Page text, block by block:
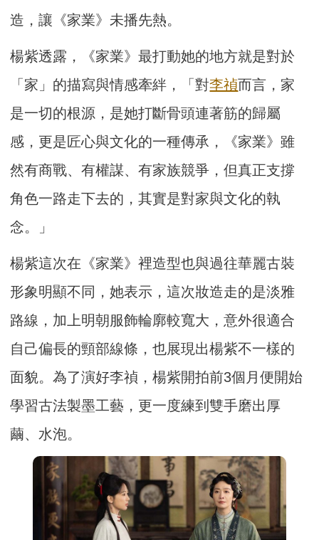
造，讓《家業》未播先熱。
楊紫透露，《家業》最打動她的地方就是對於
「家」的描寫與情感牽絆，「對李禎而言，家
是一切的根源，是她打斷骨頭連著筋的歸屬
感，更是匠心與文化的一種傳承，《家業》雖
然有商戰、有權謀、有家族競爭，但真正支撐
角色一路走下去的，其實是對家與文化的執
念。」
楊紫這次在《家業》裡造型也與過往華麗古裝
形象明顯不同，她表示，這次妝造走的是淡雅
路線，加上明朝服飾輪廓較寬大，意外很適合
自己偏長的頸部線條，也展現出楊紫不一樣的
面貌。為了演好李禎，楊紫開拍前3個月便開始
學習古法製墨工藝，更一度練到雙手磨出厚
繭、水泡。